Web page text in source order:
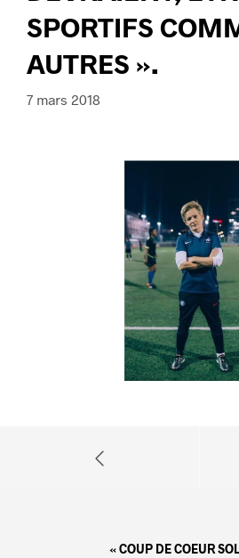
SPORTIFS
AUTRES ».
7 mars 2018
« COUP DE COEUR